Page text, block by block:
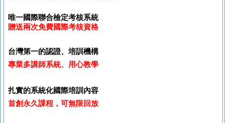
唯一國際聯合檢定考核系統
贈送兩次免費國際考核資格
台灣第一的認證、培訓機構
專業多講師系統、用心教學
扎實的系統化國際培訓內容
首創永久課程，可無限回放